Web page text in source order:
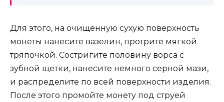
Для этого, на очищенную сухую поверхность
монеты нанесите вазелин, протрите мягкой
тряпочкой. Состригите половину ворса с
зубной щетки, нанесите немного серной мази,
и распределите по всей поверхности изделия.
После этого промойте монету под струей